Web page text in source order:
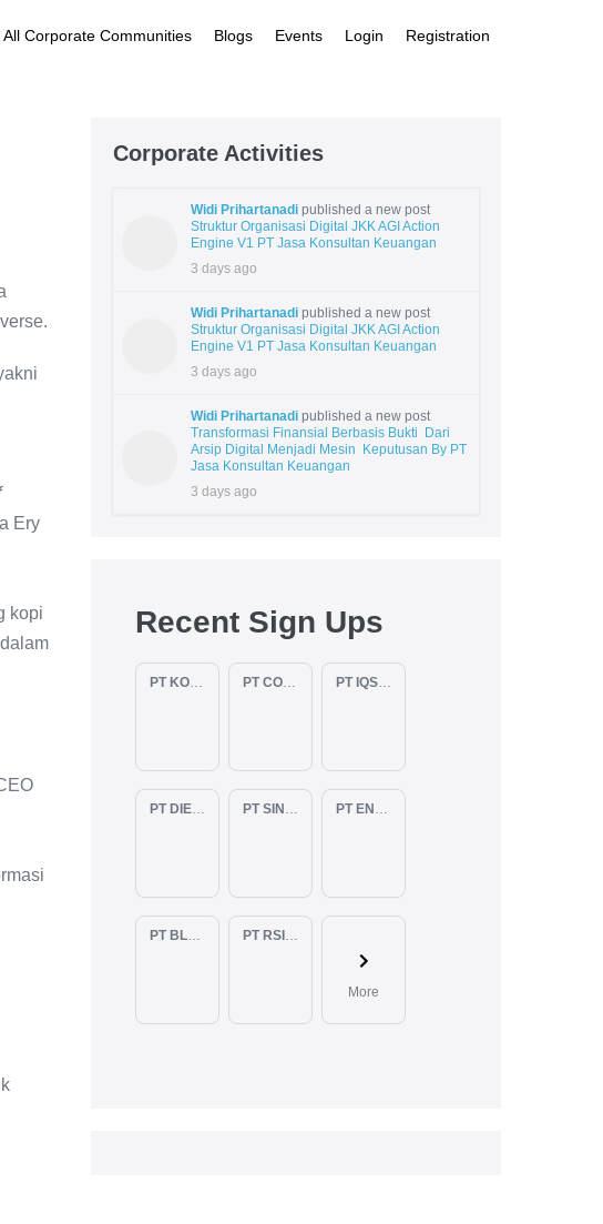
All Corporate Communities Blogs Events Login Registration
Ery
kopi
Corporate Activities
Widi Prihartanadipublished a new post
Struktur Organisasi Digital JKK AGI Action
Engine V1 PT Jasa Konsultan Keuangan
3 days ago
Widi Prihartanadipublished a new post
Struktur Organisasi Digital JKK AGI Action
Engine V1 PT Jasa Konsultan Keuangan
3 days ago
Widi Prihartanadipublished a new post
Transformasi Finansial Berbasis Bukti Dari
Arsip Digital Menjadi Mesin Keputusan By PT
Jasa Konsultan Keuangan
3 days ago
Recent Sign Ups
PT KOPKAR NAWAKARA PT COMECA INDONESIA PT IQSA FAJAR INDONESIA
PT DIENZEE PERKASA ABADI
PT BLUELIGHT CONTINENTAL ABADI PT RSIA BUNDA ARIF
More